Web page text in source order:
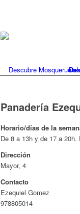
Panadería
Horario/días de la
De 8 a 13h y de 17 a
Dirección
Mayor, 4
Contacto
Ezequiel Gomez
978805014